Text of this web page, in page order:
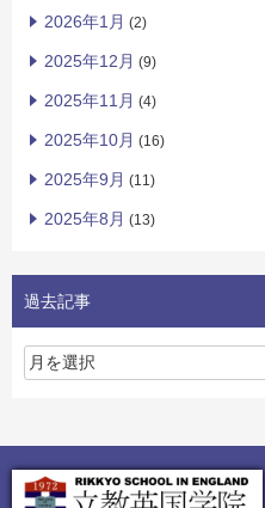
2026年1月 (2)
2025年12月 (9)
2025年11月 (4)
2025年10月 (16)
2025年9月 (11)
2025年8月 (13)
過去記事